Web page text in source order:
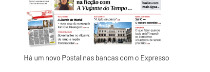
Há um novo Postal nas bancas com o Expresso